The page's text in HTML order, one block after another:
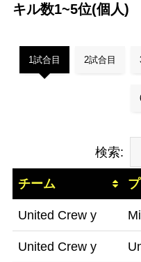
キル数1~5位(個人)
1試合目 2試合目
検索:
チーム
United Crew y
United Crew y